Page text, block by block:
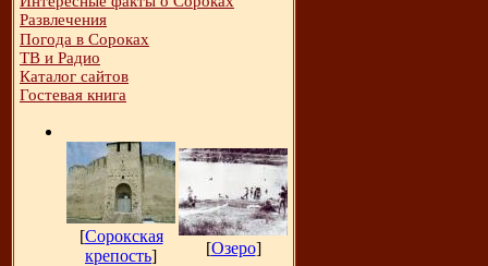
Развлечения
Погода в Сороках
ТВ и Радио
Каталог сайтов
Гостевая книга
[Сорокская
крепость] [Озеро]